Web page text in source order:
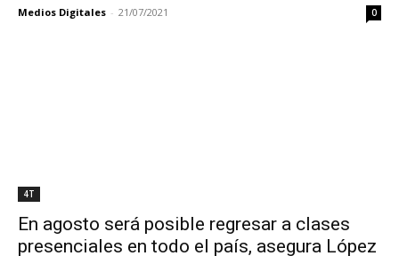
Medios Digitales - 21/07/2021 0
4T
En agosto será posible regresar a clases
presenciales en todo el país, asegura López